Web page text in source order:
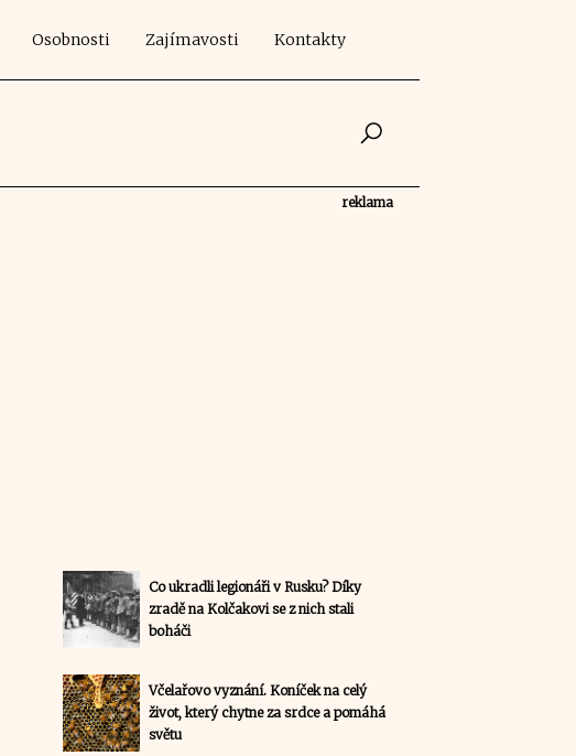
Osobnosti Zajímavosti Kontakty
reklama
Co ukradli legionáři v Rusku? Díky
zradě na Kolčakovi se z nich stali
boháči
Včelařovo vyznání. Koníček na celý
život, který chytne za srdce a pomáhá
světu